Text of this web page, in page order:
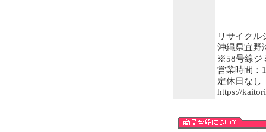
リサイクル
沖縄県宜野
※58号線ジ
営業時間：
定休日なし
https://